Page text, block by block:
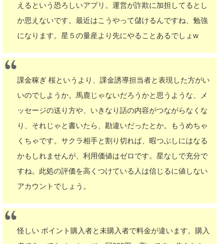
えるという恐ろしいアプリ。運営が詐欺に加担してるとし
か思えないです。最近はこうやって儲けるんですね、勉強
になります。星５の量産より先にやることあるでしょw
課金稼ぎ 桜というより、課金誘導担当者と表現した方がい
いのでしようか。馬鹿じゃないだろうかと思うような、メ
ッセージの送り方や、いきなり話の内容がつながらなくな
り、それじゃと書いたら、勘違いだったとか。もうめちゃ
くちゃです。サクラ相手と割り切れば、暇つぶしにはなる
かもしれませんが、利用価値はゼロです。星なしで充分で
すね。此処の評価を高くつけている人は信じるに値しない
アカウントでしょう。
怪しい ポイント購入者と未購入者で料金が違います。購入